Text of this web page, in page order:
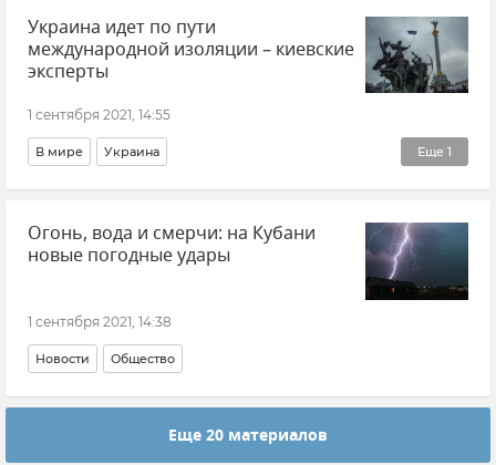
Украина идет по пути
международной изоляции – киевские
эксперты
1 сентября 2021, 14:55
Еще 1
В мире Украина
Общественно-политическая ситуация на Украине
Огонь, вода и смерчи: на Кубани
новые погодные удары
1 сентября 2021, 14:38
Новости Общество
Еще 20 материалов